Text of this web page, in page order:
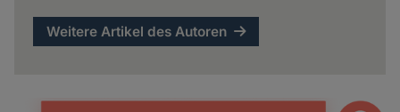
Weitere Artikel des Autoren